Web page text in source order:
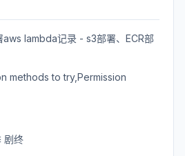
lambda记录 - s3部署、ECR部
methods to try,Permission
剧终